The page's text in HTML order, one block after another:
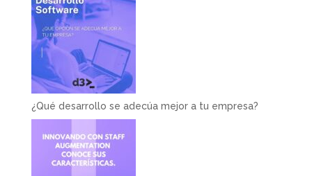
¿Qué desarrollo se adecúa mejor a tu empresa?